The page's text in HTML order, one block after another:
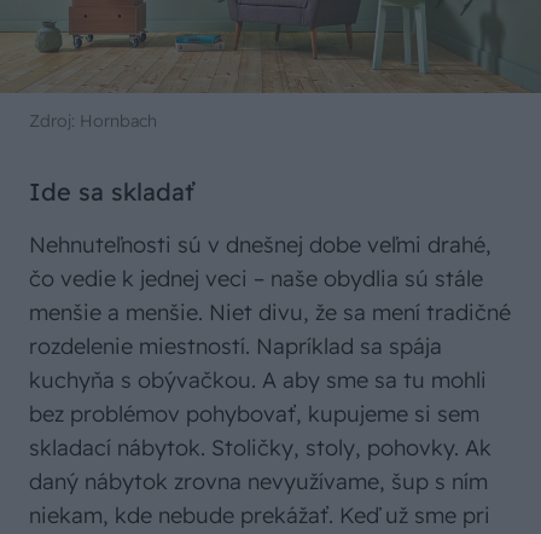
Zdroj: Hornbach
Ide sa skladať
Nehnuteľnosti sú v dnešnej dobe veľmi drahé,
čo vedie k jednej veci – naše obydlia sú stále
menšie a menšie. Niet divu, že sa mení tradičné
rozdelenie miestností. Napríklad sa spája
kuchyňa s obývačkou. A aby sme sa tu mohli
bez problémov pohybovať, kupujeme si sem
skladací nábytok. Stoličky, stoly, pohovky. Ak
daný nábytok zrovna nevyužívame, šup s ním
niekam, kde nebude prekážať. Keď už sme pri